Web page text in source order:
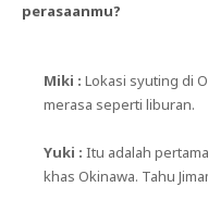
perasaanmu?
Miki : Lokasi syuting di
merasa seperti liburan.
Yuki : Itu adalah
khas Okinawa. Tahu